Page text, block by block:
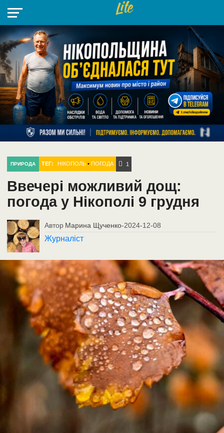
НІКОПОЛЬ
РАЙОН
СІЧЕСЛАВСЬКА
УКРАЇНА
РЕТРО
НІКОПОЛЬ
ЛАЙТ
УКРАЇНА
ДОПОМОГА
РАДІО
ПРИРОДА ТЕГ: НІКОПОЛЬ• ПОГОДА 1
Ввечері можливий дощ:
погода у Нікополі 9 грудня
Автор Марина Щученко-2024-12-08
Журналіст